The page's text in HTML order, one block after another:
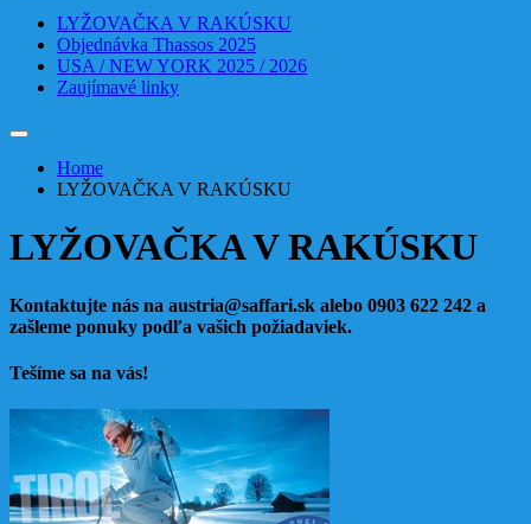
LYŽOVAČKA V RAKÚSKU
Objednávka Thassos 2025
USA / NEW YORK 2025 / 2026
Zaujímavé linky
Home
LYŽOVAČKA V RAKÚSKU
LYŽOVAČKA V RAKÚSKU
Kontaktujte nás na austria@saffari.sk alebo 0903 622 242 a
zašleme ponuky podľa vašich požiadaviek.
Tešíme sa na vás!